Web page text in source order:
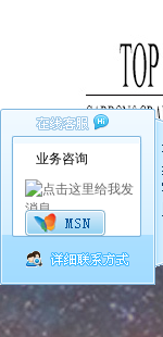
网站首页
业务咨询